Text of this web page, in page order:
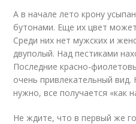
А в начале лето крону
бутонами. Еще их цвет
Среди них нет мужских и
двуполый. Над пестиками
Последние красно-
очень привлекательный вид.
нужно, все получается «как
Не ждите, что в первый же